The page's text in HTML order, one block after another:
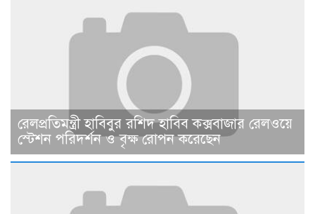
রেলপ্রতিমন্ত্রী হাবিবুর রশিদ হাবিব কক্সবাজার রেলওয়ে
স্টেশন পরিদর্শন ও বৃক্ষ রোপন করেছেন